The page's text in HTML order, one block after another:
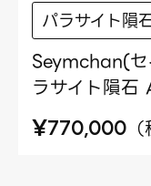
パラサイト隕
Seymchan(
ラサイト隕
¥770,000 （